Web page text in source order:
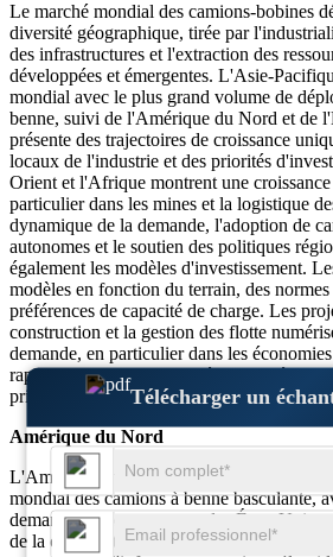
Télécharger un
Le marché mondial des camions-bobines
diversité géographique, tirée par
des infrastructures et l'extraction des
développées et émergentes. L'Asie-
mondial avec le plus grand volume de
benne, suivi de l'Amérique du Nord et de
présente des trajectoires de croissance
locaux de l'industrie et des priorités
Orient et l'Afrique montrent une croissance
particulier dans les mines et la logistique
dynamique de la demande, l'adoption de
autonomes et le soutien des politiques
également les modèles d'investissement.
modèles en fonction du terrain, des
préférences de capacité de charge. Les
construction et la gestion des flotte
demande, en particulier dans les
rapide. La fragmentation régionale réduit
principaux acteurs standardisant les offres
Amérique du Nord
L'Amérique du Nord détient une part
mondial des camions à benne basculante,
demande totale provenant des États-Unis
de la construction stimule la croissance,